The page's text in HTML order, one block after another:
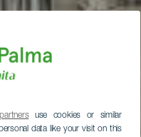
use cookies or similar
data like your visit on this